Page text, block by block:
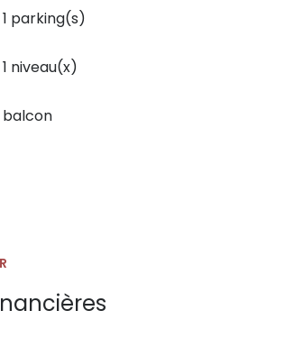
1 parking(s)
1 niveau(x)
balcon